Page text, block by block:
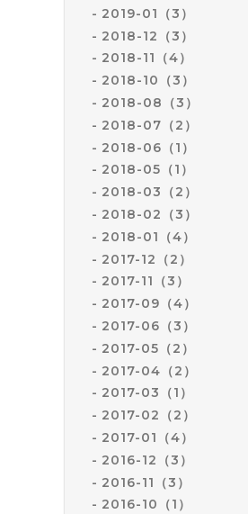
2019-01（3）
2018-12（3）
2018-11（4）
2018-10（3）
2018-08（3）
2018-07（2）
2018-06（1）
2018-05（1）
2018-03（2）
2018-02（3）
2018-01（4）
2017-12（2）
2017-11（3）
2017-09（4）
2017-06（3）
2017-05（2）
2017-04（2）
2017-03（1）
2017-02（2）
2017-01（4）
2016-12（3）
2016-11（3）
2016-10（1）